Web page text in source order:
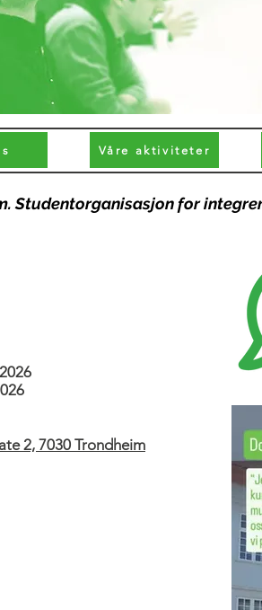
Våre aktiviteter
Studentorganisasjon for
2, 7030 Trondheim